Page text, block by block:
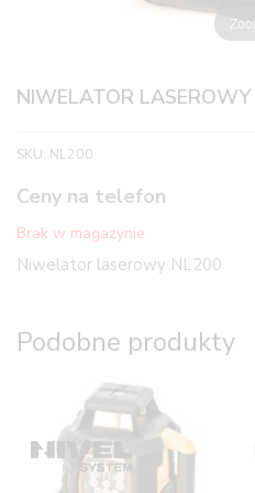
NIWELATOR
SKU: NL200
Ceny na telefon
Brak w magazynie
Niwelator laserowy NL200
Podobne produkty